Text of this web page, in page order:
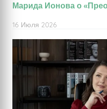
Марида Ионова о
16 Июля 2026